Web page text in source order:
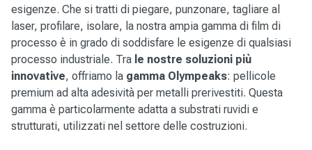
esigenze. Che si tratti di piegare, punzonare, tagliare al
laser, profilare, isolare, la nostra ampia gamma di film di
processo è in grado di soddisfare le esigenze di qualsiasi
processo industriale. Tra le nostre soluzioni più
innovative, offriamo la gamma Olympeaks: pellicole
premium ad alta adesività per metalli prerivestiti. Questa
gamma è particolarmente adatta a substrati ruvidi e
strutturati, utilizzati nel settore delle costruzioni.